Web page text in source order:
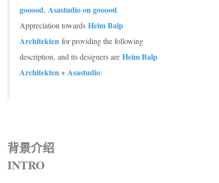
gooood, Asastudio on gooood.
Appreciation towards Heim Balp
Architekten for providing the following
description, and its designers are Heim Balp
Architekten+Asastudio:
背景介绍
INTRO